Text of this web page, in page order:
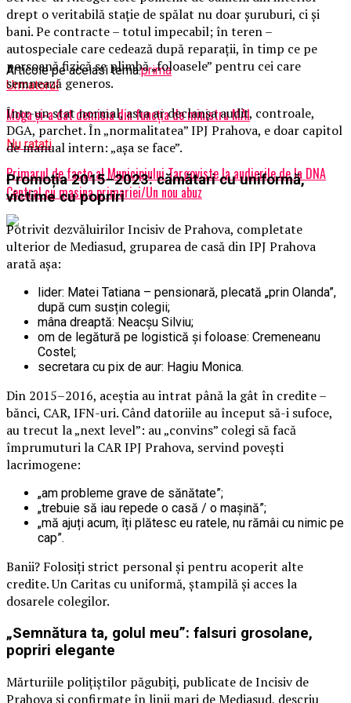
Articole pe aceiasi tema:prima
Urmatorul
Moga şi-a dat demisia din funcţia de ministru MAI
Nu ratati
Primarul de facto al Municipiului Targoviste la audierile de la DNA
Central cu masina primariei/Un nou abuz
drept o veritabilă stație de spălat nu doar șuruburi, ci și
bani. Pe contracte – totul impecabil; în teren –
autospeciale care cedează după reparații, în timp ce pe
persoană fizică se plimbă „foloasele” pentru cei care
semnează generos.
Într-un stat normal, asta ar declanșa audit, controale,
DGA, parchet. În „normalitatea” IPJ Prahova, e doar capitol
de manual intern: „așa se face”.
Promoția 2015–2023: cămătari cu uniformă,
victime cu popriri
Potrivit dezvăluirilor Incisiv de Prahova, completate
ulterior de Mediasud, gruparea de casă din IPJ Prahova
arată așa:
lider: Matei Tatiana – pensionară, plecată „prin Olanda”,
după cum susțin colegii;
mâna dreaptă: Neacșu Silviu;
om de legătură pe logistică și foloase: Cremeneanu
Costel;
secretara cu pix de aur: Hagiu Monica.
Din 2015–2016, aceștia au intrat până la gât în credite –
bănci, CAR, IFN-uri. Când datoriile au început să-i sufoce,
au trecut la „next level”: au „convins” colegi să facă
împrumuturi la CAR IPJ Prahova, servind povești
lacrimogene:
„am probleme grave de sănătate”;
„trebuie să iau repede o casă / o mașină”;
„mă ajuți acum, îți plătesc eu ratele, nu rămâi cu nimic pe
cap”.
Banii? Folosiți strict personal și pentru acoperit alte
credite. Un Caritas cu uniformă, ștampilă și acces la
dosarele colegilor.
„Semnătura ta, golul meu”: falsuri grosolane,
popriri elegante
Mărturiile polițiștilor păgubiți, publicate de Incisiv de
Prahova și confirmate în linii mari de Mediasud, descriu